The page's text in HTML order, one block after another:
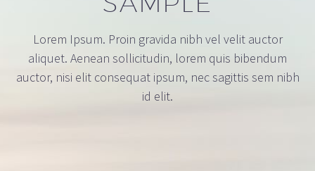
Lorem Ipsum. Proin gravida nibh vel velit auctor
aliquet. Aenean sollicitudin, lorem quis bibendum
auctor, nisi elit consequat ipsum, nec sagittis sem nibh
id elit.